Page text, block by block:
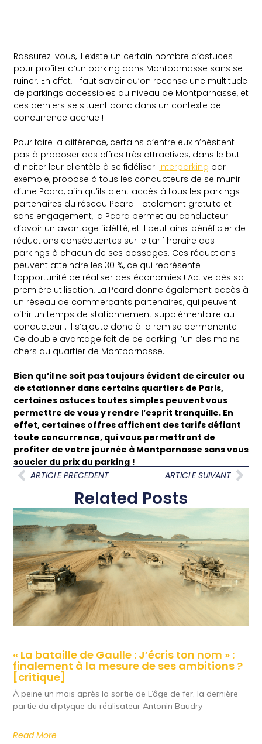
Rassurez-vous, il existe un certain nombre d’astuces
pour profiter d’un parking dans Montparnasse sans se
ruiner. En effet, il faut savoir qu’on recense une multitude
de parkings accessibles au niveau de Montparnasse, et
ces derniers se situent donc dans un contexte de
concurrence accrue !
Pour faire la différence, certains d’entre eux n’hésitent
pas à proposer des offres très attractives, dans le but
d’inciter leur clientèle à se fidéliser. Interparking par
exemple, propose à tous les conducteurs de se munir
d’une Pcard, afin qu’ils aient accès à tous les parkings
partenaires du réseau Pcard. Totalement gratuite et
sans engagement, la Pcard permet au conducteur
d’avoir un avantage fidélité, et il peut ainsi bénéficier de
réductions conséquentes sur le tarif horaire des
parkings à chacun de ses passages. Ces réductions
peuvent atteindre les 30 %, ce qui représente
l’opportunité de réaliser des économies ! Active dès sa
première utilisation, La Pcard donne également accès à
un réseau de commerçants partenaires, qui peuvent
offrir un temps de stationnement supplémentaire au
conducteur : il s’ajoute donc à la remise permanente !
Ce double avantage fait de ce parking l’un des moins
chers du quartier de Montparnasse.
Bien qu’il ne soit pas toujours évident de circuler ou
de stationner dans certains quartiers de Paris,
certaines astuces toutes simples peuvent vous
permettre de vous y rendre l’esprit tranquille. En
effet, certaines offres affichent des tarifs défiant
toute concurrence, qui vous permettront de
profiter de votre journée à Montparnasse sans vous
soucier du prix du parking !
ARTICLE PRECEDENT
ARTICLE SUIVANT
Related Posts
« La bataille de Gaulle : J’écris ton nom » :
finalement à la mesure de ses ambitions ?
[critique]
À peine un mois après la sortie de L’âge de fer, la dernière
partie du diptyque du réalisateur Antonin Baudry
Read More